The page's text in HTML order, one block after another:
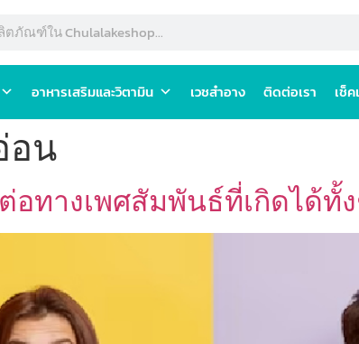
อาหารเสริมและวิตามิน เวชสำอาง ติดต่อเรา เช็
อน
อทางเพศสัมพันธ์ที่เกิดได้ทั้